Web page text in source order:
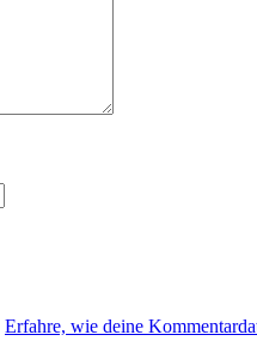
Erfahre, wie deine